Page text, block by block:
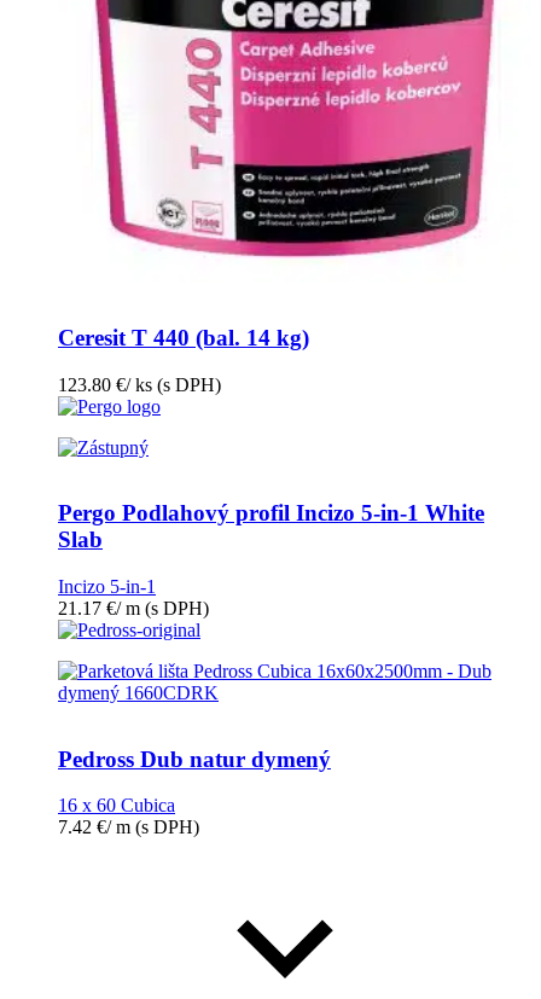
Ceresit T 440 (bal. 14 kg)
123.80 €/ ks (s DPH)
Pergo Podlahový profil Incizo 5-in-1 White
Slab
Incizo 5-in-1
21.17 €/ m (s DPH)
Pedross Dub natur dymený
16 x 60 Cubica
7.42 €/ m (s DPH)